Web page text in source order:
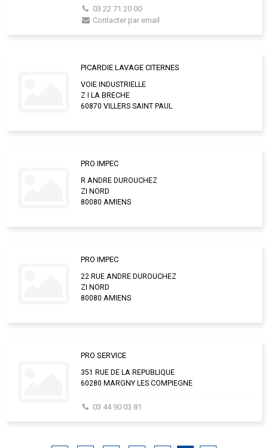
03 22 71 20 00
Contacter par email
PICARDIE LAVAGE CITERNES
VOIE INDUSTRIELLE
Z I LA BRECHE
60870 VILLERS SAINT PAUL
PRO IMPEC
R ANDRE DUROUCHEZ
ZI NORD
80080 AMIENS
PRO IMPEC
22 RUE ANDRE DUROUCHEZ
ZI NORD
80080 AMIENS
PRO SERVICE
351 RUE DE LA REPUBLIQUE
60280 MARGNY LES COMPIEGNE
03 44 90 03 81